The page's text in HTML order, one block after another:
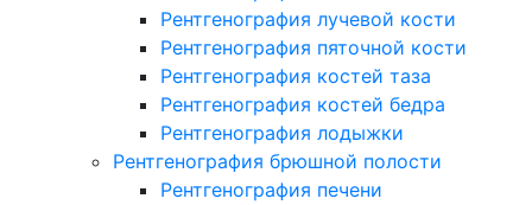
Рентгенография лучевой кости
Рентгенография пяточной кости
Рентгенография костей таза
Рентгенография костей бедра
Рентгенография лодыжки
Рентгенография брюшной полости
Рентгенография печени